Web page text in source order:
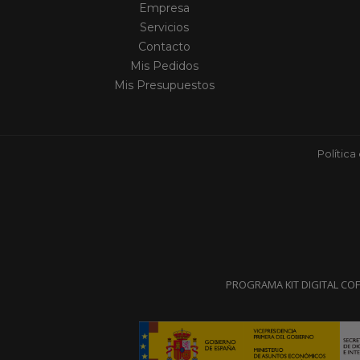
Empresa
Servicios
Contacto
Mis Pedidos
Mis Presupuestos
Política
PROGRAMA KIT DIGITAL